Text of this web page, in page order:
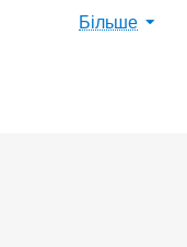
Більше